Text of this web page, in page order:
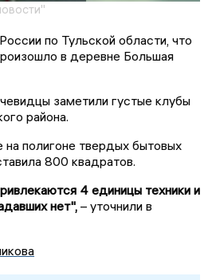
по Тульской области, что
в деревне Большая
заметили густые клубы
района.
на полигоне твердых бытовых
800 квадратов.
4 единицы техники и
нет", – уточнили в